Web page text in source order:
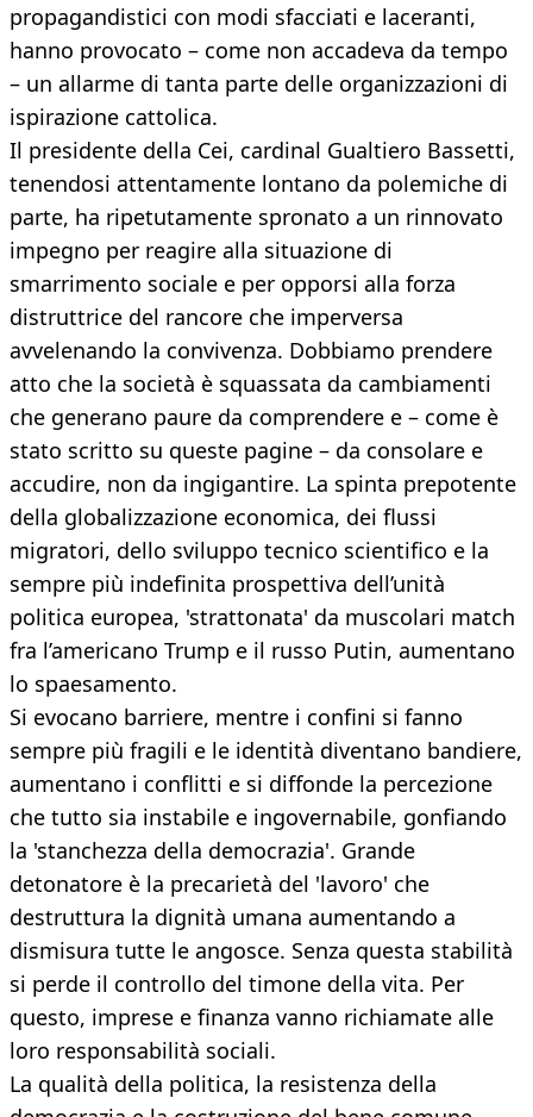
propagandistici con modi sfacciati e laceranti,
hanno provocato – come non accadeva da tempo
– un allarme di tanta parte delle organizzazioni di
ispirazione cattolica.
Il presidente della Cei, cardinal Gualtiero Bassetti,
tenendosi attentamente lontano da polemiche di
parte, ha ripetutamente spronato a un rinnovato
impegno per reagire alla situazione di
smarrimento sociale e per opporsi alla forza
distruttrice del rancore che imperversa
avvelenando la convivenza. Dobbiamo prendere
atto che la società è squassata da cambiamenti
che generano paure da comprendere e – come è
stato scritto su queste pagine – da consolare e
accudire, non da ingigantire. La spinta prepotente
della globalizzazione economica, dei flussi
migratori, dello sviluppo tecnico scientifico e la
sempre più indefinita prospettiva dell’unità
politica europea, 'strattonata' da muscolari match
fra l’americano Trump e il russo Putin, aumentano
lo spaesamento.
Si evocano barriere, mentre i confini si fanno
sempre più fragili e le identità diventano bandiere,
aumentano i conflitti e si diffonde la percezione
che tutto sia instabile e ingovernabile, gonfiando
la 'stanchezza della democrazia'. Grande
detonatore è la precarietà del 'lavoro' che
destruttura la dignità umana aumentando a
dismisura tutte le angosce. Senza questa stabilità
si perde il controllo del timone della vita. Per
questo, imprese e finanza vanno richiamate alle
loro responsabilità sociali.
La qualità della politica, la resistenza della